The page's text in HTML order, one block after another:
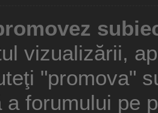
vizualizării,
"promova"
a forumului pe